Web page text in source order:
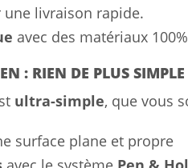
une livraison rapide.
avec des matériaux
: RIEN DE PLUS
ultra-simple, que vous
surface plane et propre